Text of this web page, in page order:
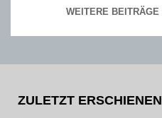
WEITERE BEITRÄGE
ZULETZT ERSCHIENEN